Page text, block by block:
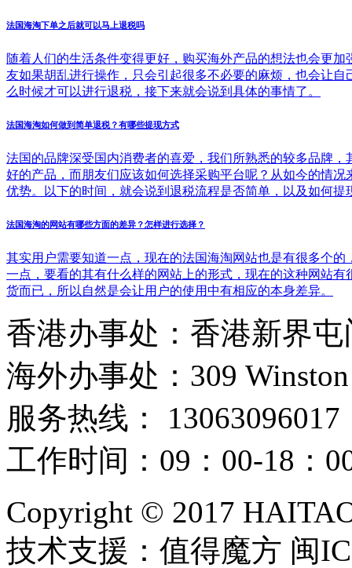
法国海淘下单之后就可以马上退税吗
随着人们的生活条件变得更好，购买海外产品的想法也会更
友如果胡乱进行操作，只会引起很多不必要的麻烦，也会让
么时候才可以进行退税，接下来就会说到具体的事情了。
法国海淘如何做到简单退税？有哪些提现方式
法国的品牌深受国内消费者的喜爱，我们所熟悉的较多品牌
好的产品，而朋友们应该如何选择采购平台呢？从如今的情
优势。以下的时间，就会说到退税流程是否简单，以及如何提
法国海淘的网站有哪些方面的差异？怎样进行选择？
其实用户需要知道一点，现在的法国海淘网站也是有很多个
一点，要看的其有什么样的网站上的形式，现在的这种网站
货而已，所以自然是会让用户的使用中有相应的本身差异。
香港办事处：香港新界
海外办事处：309
服务热线： 13063096017
工作时间：09：00-18：
Copyright © 2017
技术支援：值得魔方 闽